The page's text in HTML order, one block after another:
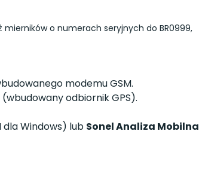
mierników o numerach seryjnych do BR0999,
modemu GSM.
odbiornik GPS).
dla Windows) lub Sonel Analiza Mobilna